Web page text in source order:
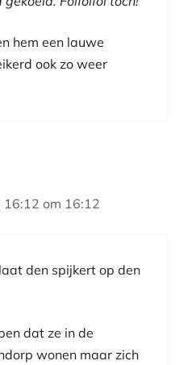
hem een lauwe
ook zo weer
16:12 om 16:12
den spijkert op den
dat ze in de
wonen maar zich